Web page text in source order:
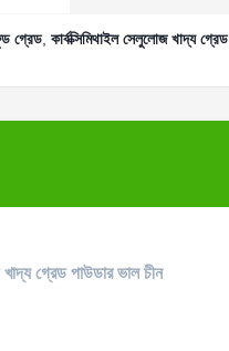
গ্রেড, কার্বক্সিমিথাইল সেলুলোজ খাদ্য গ্রেড
গ্রেড পাউডার ভাল চীন